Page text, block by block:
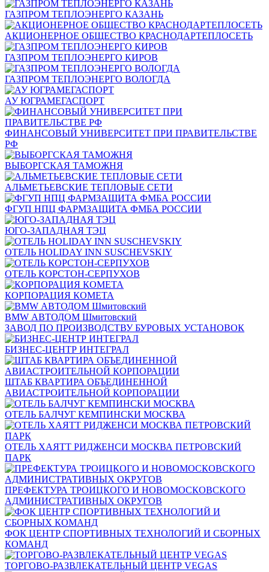
ГАЗПРОМ ТЕПЛОЭНЕРГО КАЗАНЬ
АКЦИОНЕРНОЕ ОБЩЕСТВО КРАСНОДАРТЕПЛОСЕТЬ
ГАЗПРОМ ТЕПЛОЭНЕРГО КИРОВ
ГАЗПРОМ ТЕПЛОЭНЕРГО ВОЛОГДА
АУ ЮГРАМЕГАСПОРТ
ФИНАНСОВЫЙ УНИВЕРСИТЕТ ПРИ ПРАВИТЕЛЬСТВЕ
РФ
ВЫБОРГСКАЯ ТАМОЖНЯ
АЛЬМЕТЬЕВСКИЕ ТЕПЛОВЫЕ СЕТИ
ФГУП НПЦ ФАРМЗАЩИТА ФМБА РОССИИ
ЮГО-ЗАПАДНАЯ ТЭЦ
ОТЕЛЬ HOLIDAY INN SUSCHEVSKIY
ОТЕЛЬ КОРСТОН-СЕРПУХОВ
КОРПОРАЦИЯ КОМЕТА
BMW АВТОДОМ Шмитовский
ЗАВОД ПО ПРОИЗВОДСТВУ БУРОВЫХ УСТАНОВОК
БИЗНЕС-ЦЕНТР ИНТЕГРАЛ
ШТАБ КВАРТИРА ОБЪЕДИНЕННОЙ
АВИАСТРОИТЕЛЬНОЙ КОРПОРАЦИИ
ОТЕЛЬ БАЛЧУГ КЕМПИНСКИ МОСКВА
ОТЕЛЬ ХАЯТТ РИДЖЕНСИ МОСКВА ПЕТРОВСКИЙ
ПАРК
ПРЕФЕКТУРА ТРОИЦКОГО И НОВОМОСКОВСКОГО
АДМИНИСТРАТИВНЫХ ОКРУГОВ
ФОК ЦЕНТР СПОРТИВНЫХ ТЕХНОЛОГИЙ И СБОРНЫХ
КОМАНД
ТОРГОВО-РАЗВЛЕКАТЕЛЬНЫЙ ЦЕНТР VEGAS